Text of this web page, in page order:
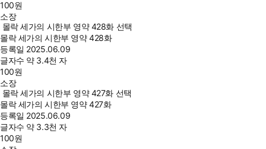
100원
소장
몰락 세가의 시한부 영약 428화 선택
몰락 세가의 시한부 영약 428화
등록일 2025.06.09
글자수 약 3.4천 자
100원
소장
몰락 세가의 시한부 영약 427화 선택
몰락 세가의 시한부 영약 427화
등록일 2025.06.09
글자수 약 3.3천 자
100원